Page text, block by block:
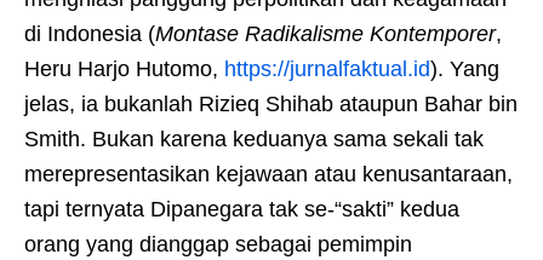
di Indonesia (Montase Radikalisme Kontemporer,
Heru Harjo Hutomo, https://jurnalfaktual.id). Yang
jelas, ia bukanlah Rizieq Shihab ataupun Bahar bin
Smith. Bukan karena keduanya sama sekali tak
merepresentasikan kejawaan atau kenusantaraan,
tapi ternyata Dipanegara tak se-“sakti” kedua
orang yang dianggap sebagai pemimpin